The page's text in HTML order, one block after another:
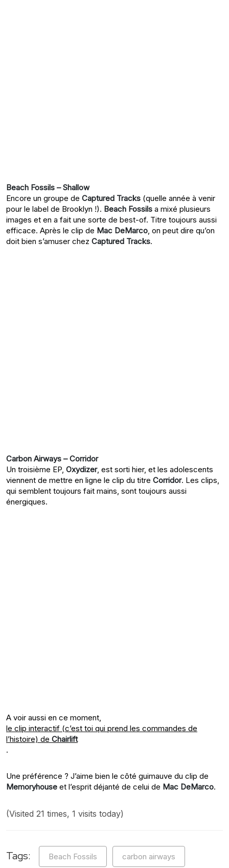
Beach Fossils – Shallow
Encore un groupe de Captured Tracks (quelle année à venir
pour le label de Brooklyn !). Beach Fossils a mixé plusieurs
images et en a fait une sorte de best-of. Titre toujours aussi
efficace. Après le clip de Mac DeMarco, on peut dire qu’on
doit bien s’amuser chez Captured Tracks.
Carbon Airways – Corridor
Un troisième EP, Oxydizer, est sorti hier, et les adolescents
viennent de mettre en ligne le clip du titre Corridor. Les clips,
qui semblent toujours fait mains, sont toujours aussi
énergiques.
A voir aussi en ce moment,
le clip interactif (c’est toi qui prend les commandes de
l’histoire) de Chairlift
.
Une préférence ? J’aime bien le côté guimauve du clip de
Memoryhouse et l’esprit déjanté de celui de Mac DeMarco.
(Visited 21 times, 1 visits today)
Tags: Beach Fossils carbon airways